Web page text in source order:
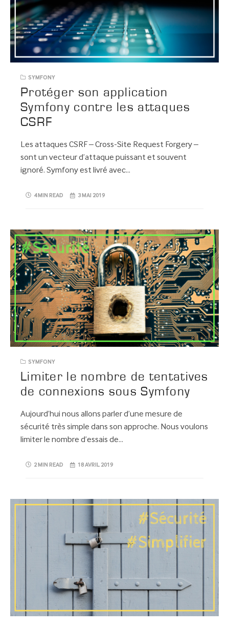
SYMFONY
Protéger son application
Symfony contre les attaques
CSRF
Les attaques CSRF – Cross-Site Request Forgery –
sont un vecteur d’attaque puissant et souvent
ignoré. Symfony est livré avec…
4 MIN READ 3 MAI 2019
SYMFONY
Limiter le nombre de tentatives
de connexions sous Symfony
Aujourd’hui nous allons parler d’une mesure de
sécurité très simple dans son approche. Nous voulons
limiter le nombre d’essais de…
2 MIN READ 18 AVRIL 2019